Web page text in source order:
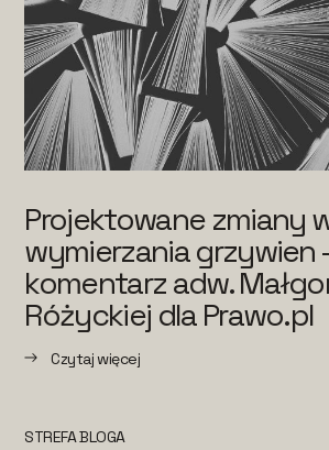
Projektowane zmiany
wymierzania grzywien
komentarz adw.
Różyckiej dla Prawo.pl
Czytaj więcej
STREFA BLOGA